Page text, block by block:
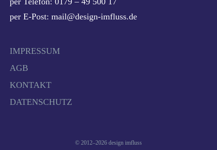
per E-Post: mail@design-imfluss.de
IMPRESSUM
AGB
KONTAKT
DATENSCHUTZ
© 2012–2026 design imfluss